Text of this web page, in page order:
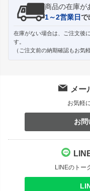
商品の在庫が
1～2営業日で
在庫がない場合は、ご注文後
す。
（ご注文前の納期確認もお気
メー
お気軽
お問
LINEのトー